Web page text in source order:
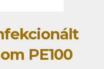
PE100